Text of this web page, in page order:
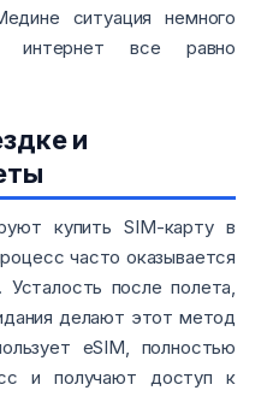
ситуация немного
интернет все равно
и
купить SIM-карту в
часто оказывается
после полета,
делают этот метод
eSIM, полностью
и получают доступ к